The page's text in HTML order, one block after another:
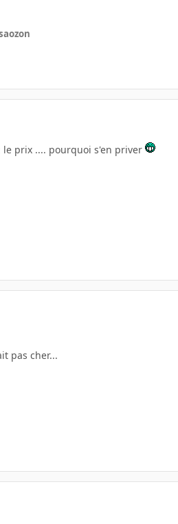
prix .... pourquoi s'en priver
pas cher...